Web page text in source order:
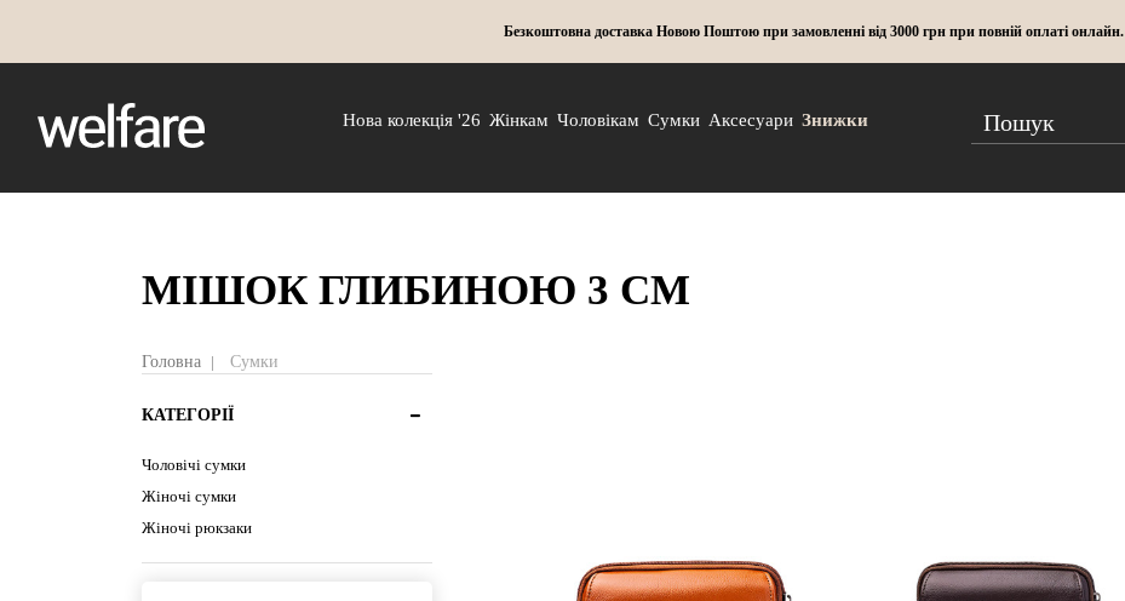
Безкоштовна доставка Новою Поштою при замовленні від 3000 грн при повній оплаті онлайн.
Нова колекція '26 Жінкам Чоловікам Сумки Аксесуари Знижки
МІШОК ГЛИБИНОЮ 3 СМ
Головна Сумки
КАТЕГОРІЇ
Чоловічі сумки
Жіночі сумки
Жіночі рюкзаки